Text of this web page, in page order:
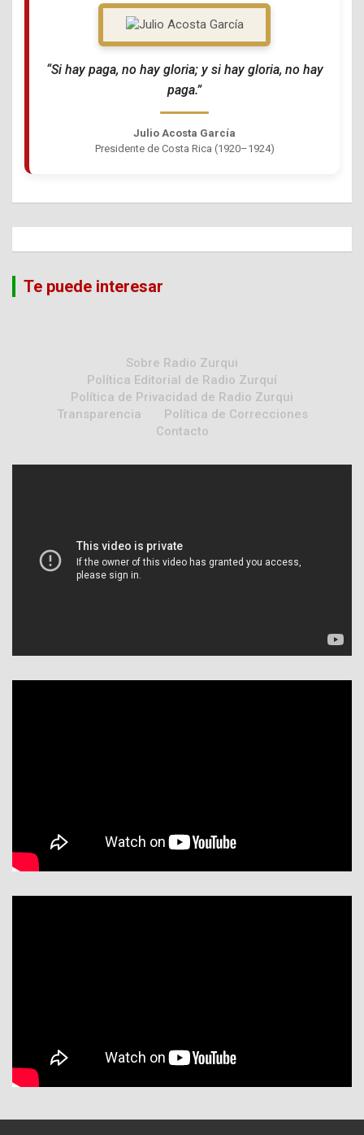
“Si hay paga, no hay gloria; y si hay gloria, no hay
paga.”
Julio Acosta García
Presidente de Costa Rica (1920–1924)
Te puede interesar
Sobre Radio Zurqui
Política Editorial de Radio Zurquí
Política de Privacidad de Radio Zurqui
Transparencia
Política de Correcciones
Contacto